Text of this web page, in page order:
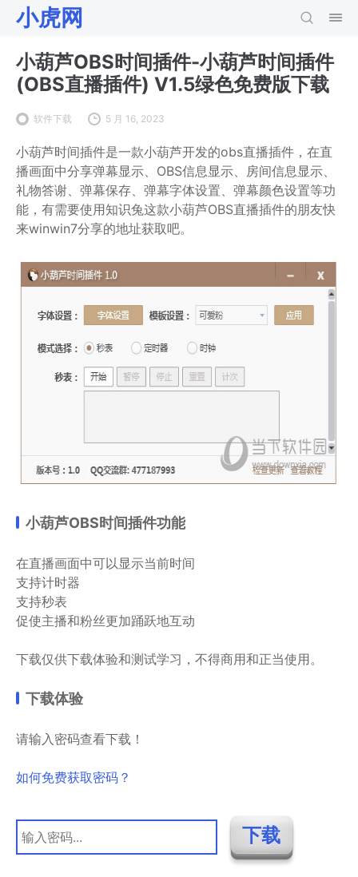
小虎网
小葫芦OBS时间插件-小葫芦时间插件
(OBS直播插件) V1.5绿色免费版下载
软件下载 5 月 16, 2023
小葫芦时间插件是一款小葫芦开发的obs直播插件，在直
播画面中分享弹幕显示、OBS信息显示、房间信息显示、
礼物答谢、弹幕保存、弹幕字体设置、弹幕颜色设置等功
能，有需要使用知识兔这款小葫芦OBS直播插件的朋友快
来winwin7分享的地址获取吧。
小葫芦OBS时间插件功能
在直播画面中可以显示当前时间
支持计时器
支持秒表
促使主播和粉丝更加踊跃地互动
下载仅供下载体验和测试学习，不得商用和正当使用。
下载体验
请输入密码查看下载！
如何免费获取密码？